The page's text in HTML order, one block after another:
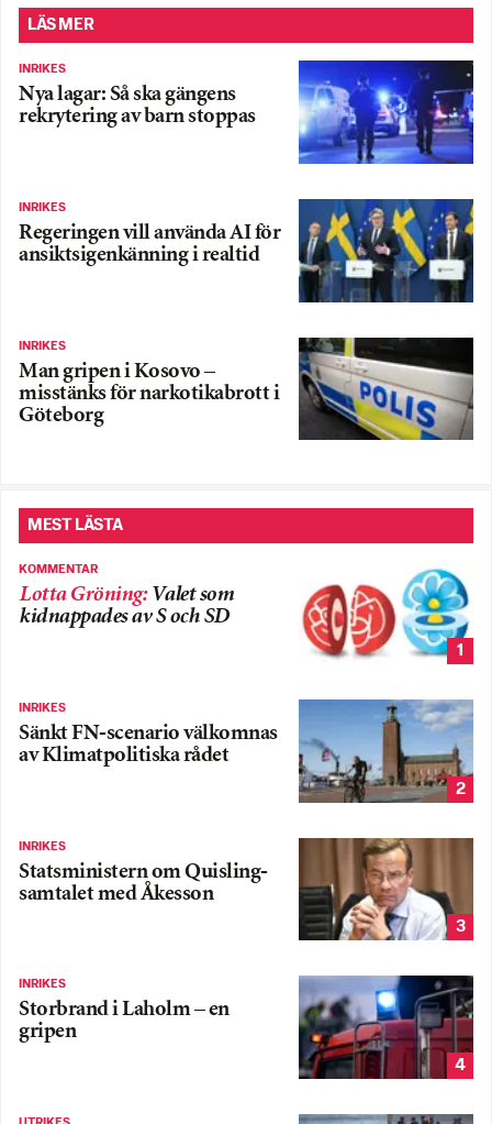
LÄS MER
INRIKES
Nya lagar: Så ska gängens
rekrytering av barn stoppas
INRIKES
Regeringen vill använda AI för
ansiktsigenkänning i realtid
INRIKES
Man gripen i Kosovo –
misstänks för narkotikabrott i
Göteborg
MEST LÄSTA
KOMMENTAR
Lotta Gröning: Valet som
kidnappades av S och SD
1
INRIKES
Sänkt FN-scenario välkomnas
av Klimatpolitiska rådet
2
INRIKES
Statsministern om Quisling-
samtalet med Åkesson
3
INRIKES
Storbrand i Laholm – en
gripen
4